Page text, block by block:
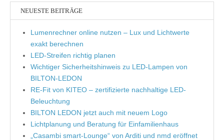
NEUESTE BEITRÄGE
Lumenrechner online nutzen – Lux und Lichtwerte
exakt berechnen
LED-Streifen richtig planen
Wichtiger Sicherheitshinweis zu LED-Lampen von
BILTON-LEDON
RE-Fit von KITEO – zertifizierte nachhaltige LED-
Beleuchtung
BILTON LEDON jetzt auch mit neuem Logo
Lichtplanung und Beratung für Einfamilienhaus
„Casambi smart-Lounge“ von Arditi und nmd eröffnet